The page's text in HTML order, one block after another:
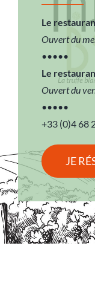
Le
Ouvert du
•••••
Le
Ouvert du
•••••
+33 (0)4 68
JE